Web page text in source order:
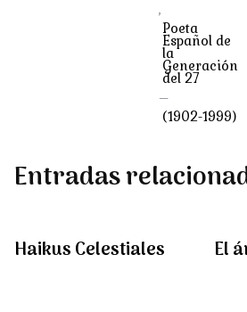
,
Poeta
Español de
la
Generación
del 27
–
(1902-1999)
Entradas
Haikus Celestiales El